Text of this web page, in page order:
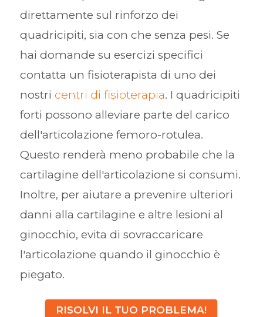
direttamente sul rinforzo dei
quadricipiti, sia con che senza pesi. Se
hai domande su esercizi specifici
contatta un fisioterapista di uno dei
nostri centri di fisioterapia. I quadricipiti
forti possono alleviare parte del carico
dell'articolazione femoro-rotulea.
Questo renderà meno probabile che la
cartilagine dell'articolazione si consumi.
Inoltre, per aiutare a prevenire ulteriori
danni alla cartilagine e altre lesioni al
ginocchio, evita di sovraccaricare
l'articolazione quando il ginocchio è
piegato.
RISOLVI IL TUO PROBLEMA!